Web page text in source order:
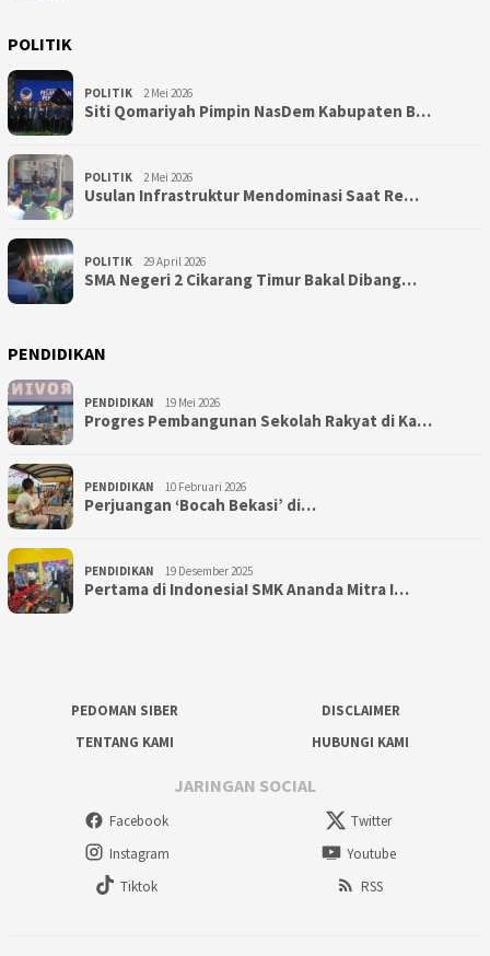
POLITIK
POLITIK 2 Mei 2026
Siti Qomariyah Pimpin NasDem Kabupaten B…
POLITIK 2 Mei 2026
Usulan Infrastruktur Mendominasi Saat Re…
POLITIK 29 April 2026
SMA Negeri 2 Cikarang Timur Bakal Dibang…
PENDIDIKAN
PENDIDIKAN 19 Mei 2026
Progres Pembangunan Sekolah Rakyat di Ka…
PENDIDIKAN 10 Februari 2026
Perjuangan ‘Bocah Bekasi’ di…
PENDIDIKAN 19 Desember 2025
Pertama di Indonesia! SMK Ananda Mitra I…
PEDOMAN SIBER
DISCLAIMER
TENTANG KAMI
HUBUNGI KAMI
JARINGAN SOCIAL
Facebook
Twitter
Instagram
Youtube
Tiktok
RSS